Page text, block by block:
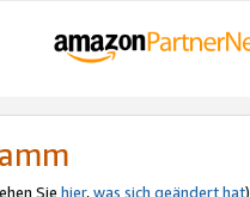
Sie hier,was sich geändert hat)